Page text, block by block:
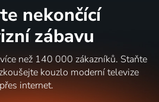
nekončící
zábavu
než 140 000 zákazníků. Staňte
kouzlo moderní televize
přes internet.